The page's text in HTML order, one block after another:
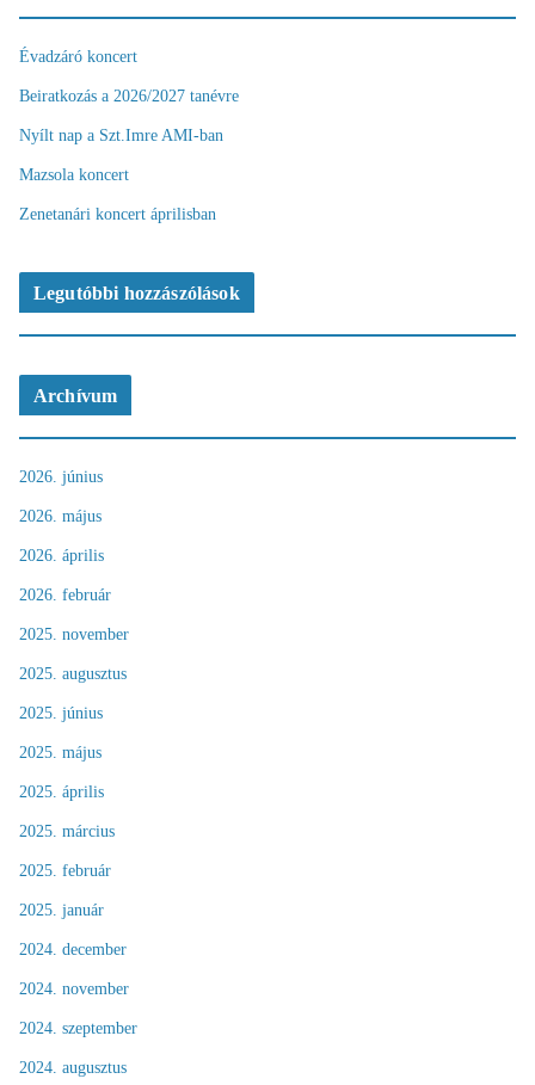
Évadzáró koncert
Beiratkozás a 2026/2027 tanévre
Nyílt nap a Szt.Imre AMI-ban
Mazsola koncert
Zenetanári koncert áprilisban
Legutóbbi hozzászólások
Archívum
2026. június
2026. május
2026. április
2026. február
2025. november
2025. augusztus
2025. június
2025. május
2025. április
2025. március
2025. február
2025. január
2024. december
2024. november
2024. szeptember
2024. augusztus